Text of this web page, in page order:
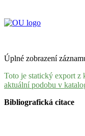
Úplné zobrazení
Toto je statický export z
aktuální podobu v
Bibliografická citace